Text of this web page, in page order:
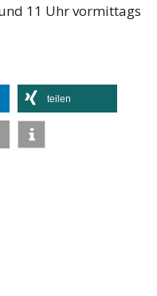
11 Uhr vormittags
teilen